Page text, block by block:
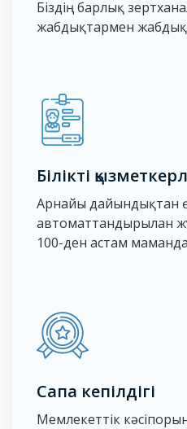
Біздің барлық
жабдықтармен
Білікті
Арнайы дайындықтан
автоматтандырылған
100-ден астам
Сапа кепілдігі
Мемлекеттік